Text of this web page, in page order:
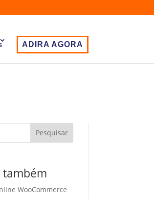
ADIRA AGORA
Pesquisar
também
WooCommerce